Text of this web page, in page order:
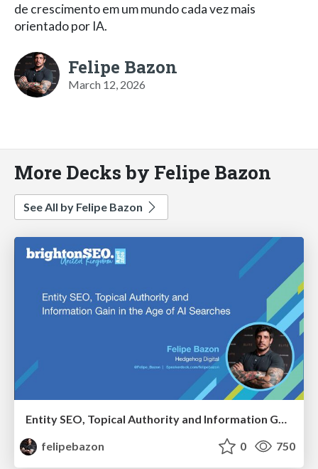
de crescimento em um mundo cada vez mais
orientado por IA.
Felipe Bazon
March 12, 2026
More Decks by Felipe Bazon
See All by Felipe Bazon
Entity SEO, Topical Authority and Information Gain in the Age of AI Searches - BrightonSEO 2026
felipebazon
0 750